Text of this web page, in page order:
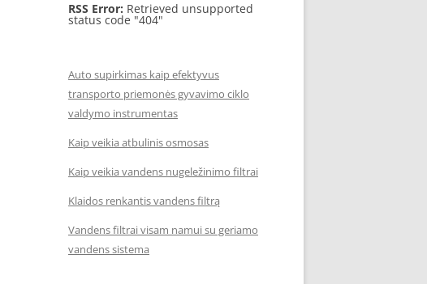
RSS Error: Retrieved unsupported
status code "404"
Auto supirkimas kaip efektyvus
transporto priemonės gyvavimo ciklo
valdymo instrumentas
Kaip veikia atbulinis osmosas
Kaip veikia vandens nugeležinimo filtrai
Klaidos renkantis vandens filtrą
Vandens filtrai visam namui su geriamo
vandens sistema